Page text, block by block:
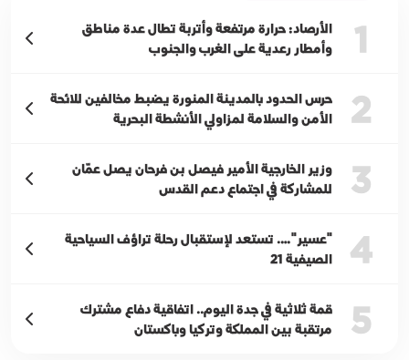
1
الأرصاد: حرارة مرتفعة وأتربة تطال عدة مناطق
وأمطار رعدية على الغرب والجنوب
2
حرس الحدود بالمدينة المنورة يضبط مخالفين للائحة
الأمن والسلامة لمزاولي الأنشطة البحرية
3
وزير الخارجية الأمير فيصل بن فرحان يصل عمّان
للمشاركة في اجتماع دعم القدس
4
"عسير"…. تستعد لإستقبال رحلة تراؤف السياحية
الصيفية 21
5
قمة ثلاثية في جدة اليوم.. اتفاقية دفاع مشترك
مرتقبة بين المملكة وتركيا وباكستان